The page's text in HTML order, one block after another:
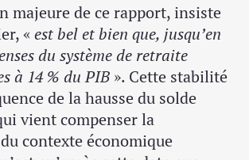
majeure de ce rapport, insiste
« est bel et bien que, jusqu’en
du système de retraite
à 14 % du PIB ». Cette stabilité
de la hausse du solde
vient compenser la
contexte économique